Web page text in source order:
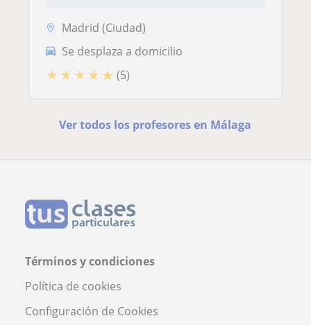
Madrid (Ciudad)
Se desplaza a domicilio
★ ★ ★ ★ ★ (5)
Ver todos los profesores en Málaga
Términos y condiciones
Política de cookies
Configuración de Cookies